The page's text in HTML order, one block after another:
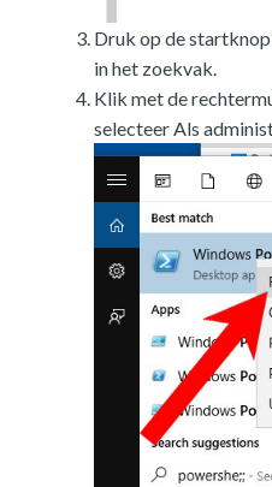
Druk op de
in het zoekvak.
Klik met de
selecteer Als